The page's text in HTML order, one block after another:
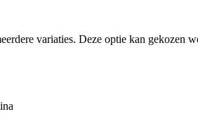
variaties. Deze optie kan gekozen